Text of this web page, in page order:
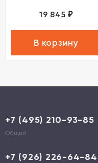
19 845₽
В корзину
+7 (495) 210-93-85
Общий
+7 (926) 226-64-84